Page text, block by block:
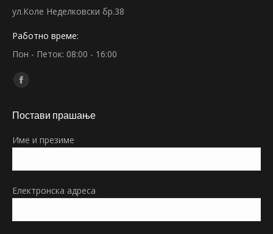
ул.Коле Неделковски бр.38
Работно време:
Пон - Петок: 08:00 - 16:00
Find us on:
Facebook
opens
new
Постави прашање
Име и презиме
Електронска адреса